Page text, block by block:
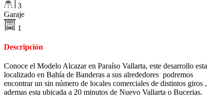
3
Garaje
1
Descripción
Conoce el Modelo Alcazar en Paraíso Vallarta, este desarrollo esta
localizado en Bahía de Banderas a sus alrededores podremos
encontrar un sin número de locales comerciales de distintos giros ,
ademas esta ubicada a 20 minutos de Nuevo Vallarta o Bucerias.